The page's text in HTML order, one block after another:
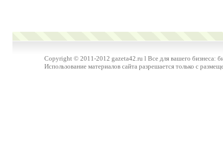
Copyright © 2011-2012 gazeta42.ru l Все для вашего бизнеса:
Использование материалов сайта разрешается только с